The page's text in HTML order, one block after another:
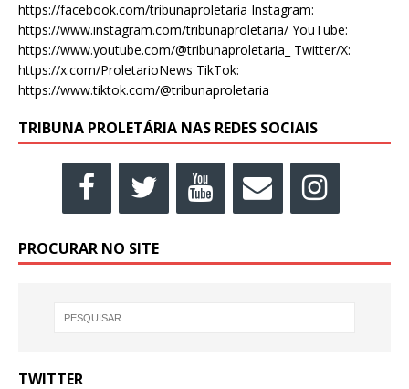
https://facebook.com/tribunaproletaria Instagram:
https://www.instagram.com/tribunaproletaria/ YouTube:
https://www.youtube.com/@tribunaproletaria_ Twitter/X:
https://x.com/ProletarioNews TikTok:
https://www.tiktok.com/@tribunaproletaria
TRIBUNA PROLETÁRIA NAS REDES SOCIAIS
PROCURAR NO SITE
TWITTER